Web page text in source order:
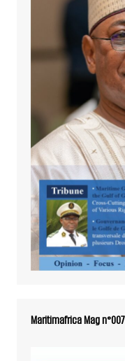
Maritimafrica Mag n°007